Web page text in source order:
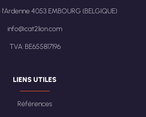
l'Ardenne 4053 EMBOURG (BELGIQUE)
info@cat2lion.com
TVA: BE655817196
LIENS UTILES
Références